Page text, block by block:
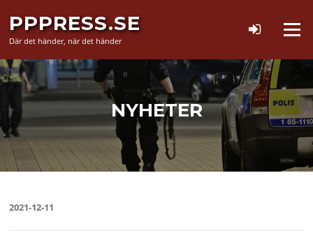
innehåll
PPPRESS.SE
Där det händer, när det händer
Meny
NYHETER
2021-12-11